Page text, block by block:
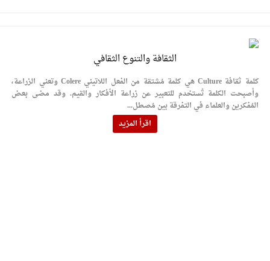
الثقافة والتنوع الثقافي
كلمة ثقافة Culture هي كلمة مُشتقة من الفعل اللاتيني Colere وتعني الزراعة،
وأصبحت الكلمة تُستخدم للتعبير عن زراعة الأفكار والقيم. وقد مضى بعض
المُفكرين والعلماء في التفرقة بين مُصطل...
اقرأ المزيد